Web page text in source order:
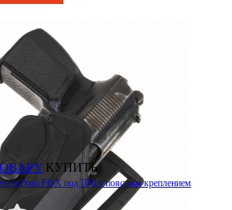
КУПИТЬ
Stich Profi FOX под ПМ с поясным креплением